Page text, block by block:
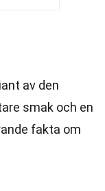
av den
smak och en
fakta om